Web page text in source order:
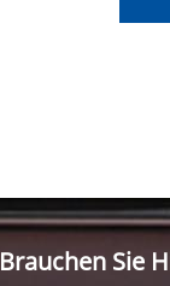
Brauchen Sie